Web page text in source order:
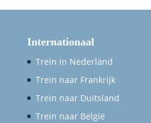
Internationaal
Trein in Nederland
Trein naar Frankrijk
Trein naar Duitsland
Trein naar België